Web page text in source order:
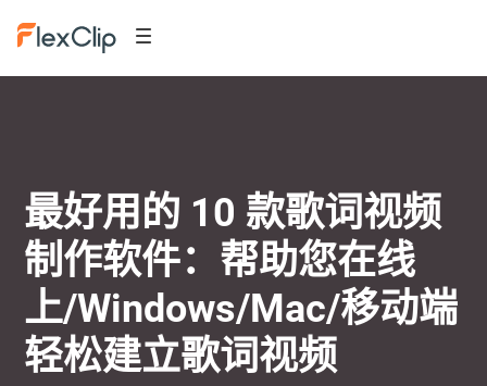
最好用的 10 款歌词视频
制作软件：帮助您在线
上/Windows/Mac/移动端
轻松建立歌词视频